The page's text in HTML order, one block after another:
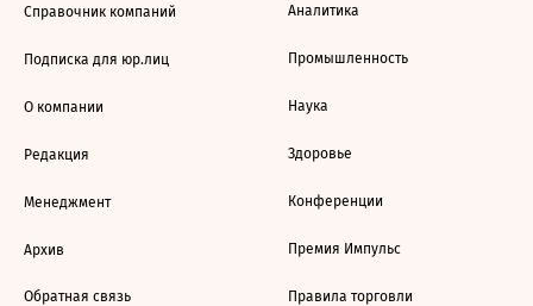
Справочник компаний
Подписка для юр.лиц
О компании
Редакция
Менеджмент
Архив
Обратная связь
Аналитика
Промышленность
Наука
Здоровье
Конференции
Премия Импульс
Правила торговли